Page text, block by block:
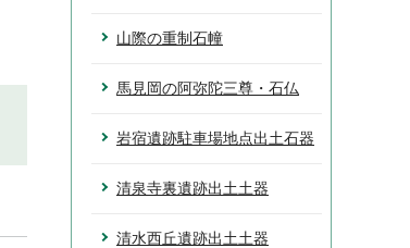
山際の重制石幢
馬見岡の阿弥陀三尊・石仏
岩宿遺跡駐車場地点出土石器
清泉寺裏遺跡出土土器
清水西丘遺跡出土土器